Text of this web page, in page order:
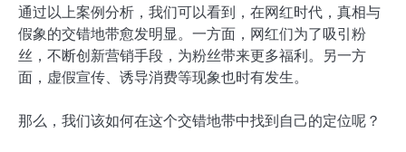
通过以上案例分析，我们可以看到，在网红时代，真相与
假象的交错地带愈发明显。一方面，网红们为了吸引粉
丝，不断创新营销手段，为粉丝带来更多福利。另一方
面，虚假宣传、诱导消费等现象也时有发生。
那么，我们该如何在这个交错地带中找到自己的定位呢？